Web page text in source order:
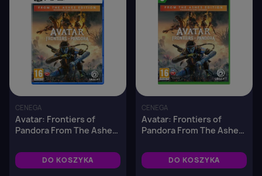
CENEGA
Avatar: Frontiers of
Pandora From The Ashes
PS5
DO KOSZYKA
CENEGA
Avatar: Frontiers of
Pandora From The Ashes
Xbox Series X
DO KOSZYKA